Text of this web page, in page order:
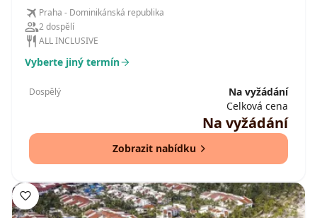
Praha - Dominikánská republika
2 dospělí
ALL INCLUSIVE
Vyberte jiný termín
Dospělý
Na vyžádání
Celková cena
Na vyžádání
Zobrazit nabídku